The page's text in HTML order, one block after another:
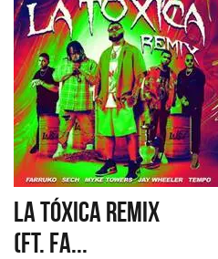
LA TÓXICA REMIX
(FT. FA...